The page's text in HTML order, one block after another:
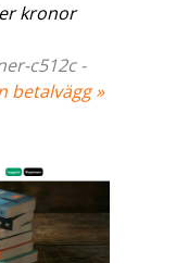
kronor
c512c -
betalvägg »